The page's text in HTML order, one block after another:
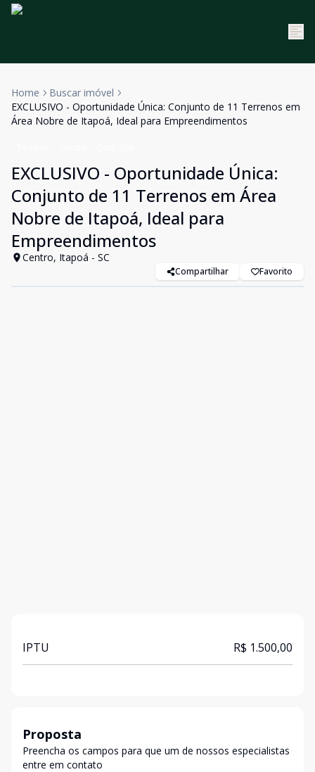
Home
Buscar imóvel
EXCLUSIVO - Oportunidade Única: Conjunto de 11 Terrenos em
Área Nobre de Itapoá, Ideal para Empreendimentos
EXCLUSIVO - Oportunidade Única:
Conjunto de 11 Terrenos em Área
Nobre de Itapoá, Ideal para
Empreendimentos
Centro, Itapoá - SC
Compartilhar Favorito
IPTU R$ 1.500,00
Proposta
Preencha os campos para que um de nossos especialistas
entre em contato